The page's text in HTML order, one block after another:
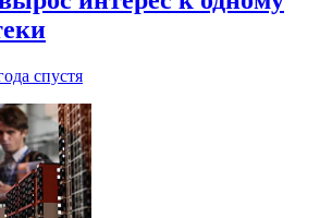
спустя